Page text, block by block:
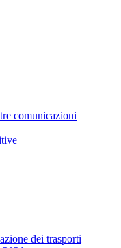
comunicazioni
dei trasporti